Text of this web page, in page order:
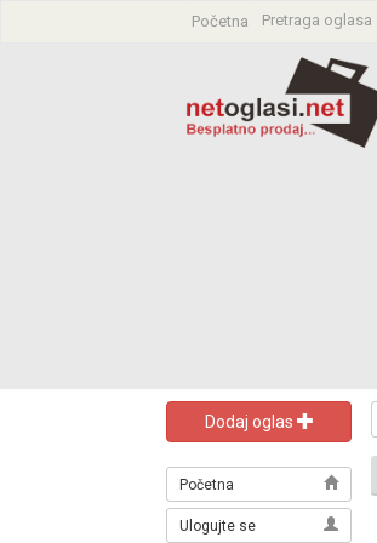
Početna Pretraga oglasa
Dodaj oglas
Početna
Ulogujte se